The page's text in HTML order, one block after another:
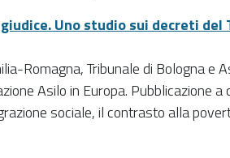
Uno studio sui decreti del
Romagna, Tribunale di Bologna e
Asilo in Europa. Pubblicazione a
sociale, il contrasto alla